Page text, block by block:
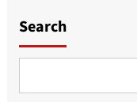
Search